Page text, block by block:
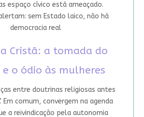
espaço cívico está ameaçado.
sem Estado laico, não há
democracia real
Cristã: a tomada do
e o ódio às mulheres
entre doutrinas religiosas antes
Em comum, convergem na agenda
a reivindicação pela autonomia